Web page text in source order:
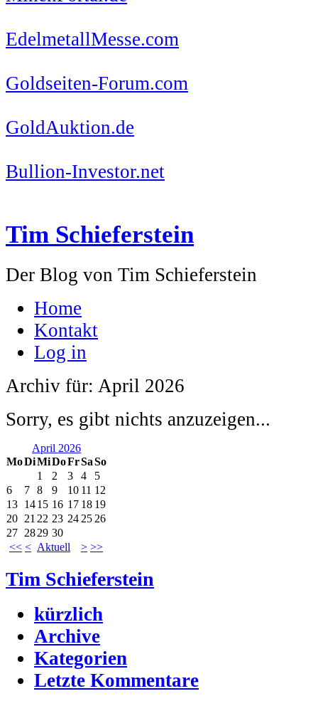
EdelmetallMesse.com
Goldseiten-Forum.com
GoldAuktion.de
Bullion-Investor.net
Tim Schieferstein
Der Blog von Tim Schieferstein
Home
Kontakt
Log in
Archiv für: April 2026
Sorry, es gibt nichts anzuzeigen...
April 2026
MoDiMiDoFrSaSo
<< < Aktuell > >>
1 2 3 4
5
6
7 8 9 10 11 12
13 1415 16 17 18 19
20 21 22 23 24 25 26
27 2829 30
Tim Schieferstein
kürzlich
Archive
Kategorien
Letzte Kommentare